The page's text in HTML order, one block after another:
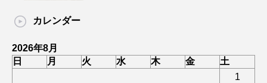
カレンダー
2026年8月
日
月 火 水 木 金
土
1